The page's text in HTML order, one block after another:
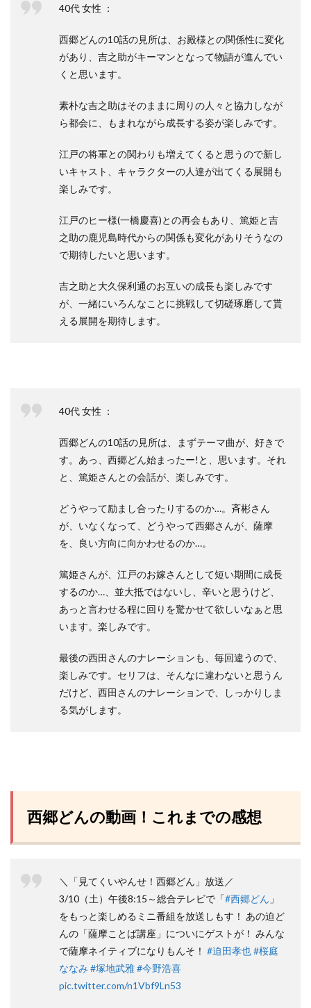
40代 女性 ：
西郷どんの10話の見所は、お殿様との関係性に変化
があり、吉之助がキーマンとなって物語が進んでい
くと思います。
素朴な吉之助はそのままに周りの人々と協力しなが
ら都会に、もまれながら成長する姿が楽しみです。
江戸の将軍との関わりも増えてくると思うので新し
いキャスト、キャラクターの人達が出てくる展開も
楽しみです。
江戸のヒー様(一橋慶喜)との再会もあり、篤姫と吉
之助の鹿児島時代からの関係も変化がありそうなの
で期待したいと思います。
吉之助と大久保利通のお互いの成長も楽しみです
が、一緒にいろんなことに挑戦して切磋琢磨して貰
える展開を期待します。
40代 女性 ：
西郷どんの10話の見所は、まずテーマ曲が、好きで
す。あっ、西郷どん始まったー!と、思います。それ
と、篤姫さんとの会話が、楽しみです。
どうやって励まし合ったりするのか…。斉彬さん
が、いなくなって、どうやって西郷さんが、薩摩
を、良い方向に向かわせるのか…。
篤姫さんが、江戸のお嫁さんとして短い期間に成長
するのか…、並大抵ではないし、辛いと思うけど、
あっと言わせる程に回りを驚かせて欲しいなぁと思
います。楽しみです。
最後の西田さんのナレーションも、毎回違うので、
楽しみです。セリフは、そんなに違わないと思うん
だけど、西田さんのナレーションで、しっかりしま
る気がします。
西郷どんの動画！これまでの感想
＼「見てくいやんせ！西郷どん」放送／
3/10（土）午後8:15～総合テレビで「#西郷どん 」
をもっと楽しめるミニ番組を放送しもす！ あの迫ど
んの「薩摩ことば講座」についにゲストが！ みんな
で薩摩ネイティブになりもんそ！ #迫田孝也#桜庭
ななみ #塚地武雅#今野浩喜
pic.twitter.com/n1Vbf9Ln53